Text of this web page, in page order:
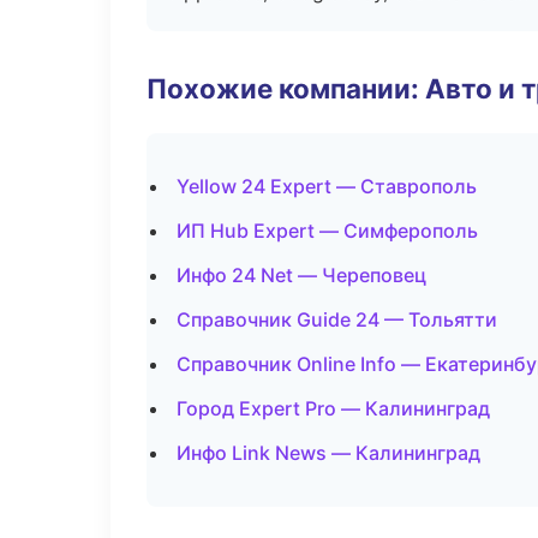
Похожие компании: Авто и
Yellow 24 Expert — Ставрополь
ИП Hub Expert — Симферополь
Инфо 24 Net — Череповец
Справочник Guide 24 — Тольятти
Справочник Online Info —
Город Expert Pro — Калининград
Инфо Link News — Калининград